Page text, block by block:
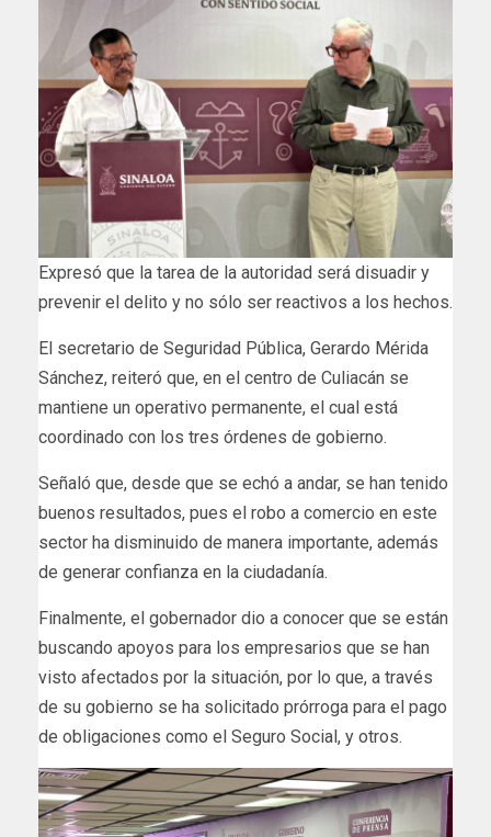
Expresó que la tarea de la autoridad será disuadir y
prevenir el delito y no sólo ser reactivos a los hechos.
El secretario de Seguridad Pública, Gerardo Mérida
Sánchez, reiteró que, en el centro de Culiacán se
mantiene un operativo permanente, el cual está
coordinado con los tres órdenes de gobierno.
Señaló que, desde que se echó a andar, se han tenido
buenos resultados, pues el robo a comercio en este
sector ha disminuido de manera importante, además
de generar confianza en la ciudadanía.
Finalmente, el gobernador dio a conocer que se están
buscando apoyos para los empresarios que se han
visto afectados por la situación, por lo que, a través
de su gobierno se ha solicitado prórroga para el pago
de obligaciones como el Seguro Social, y otros.